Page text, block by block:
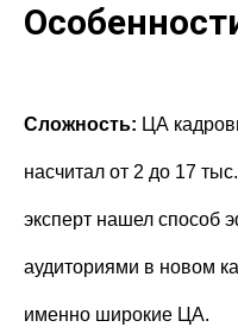
Cложность: ЦА
насчитал от 2 до 17
эксперт нашел способ
аудиториями в новом
именно широкие ЦА.